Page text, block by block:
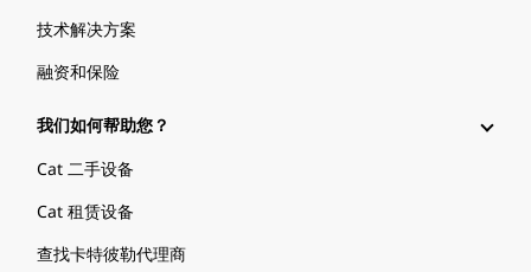
技术解决方案
融资和保险
我们如何帮助您？
Cat 二手设备
Cat 租赁设备
查找卡特彼勒代理商